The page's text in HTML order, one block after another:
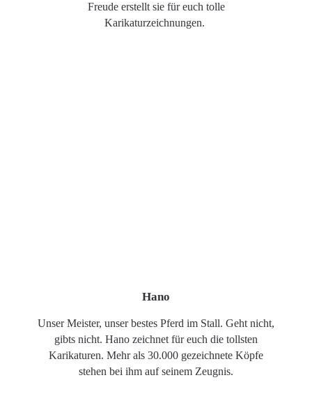
Freude erstellt sie für euch tolle
Karikaturzeichnungen.
Hano
Unser Meister, unser bestes Pferd im Stall. Geht nicht,
gibts nicht. Hano zeichnet für euch die tollsten
Karikaturen. Mehr als 30.000 gezeichnete Köpfe
stehen bei ihm auf seinem Zeugnis.